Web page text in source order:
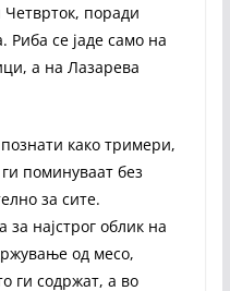
поради
Риба се јаде само на
а на Лазарева
како тримери,
поминуваат без
за сите.
за најстрог облик на
од месо,
ги содржат, а во